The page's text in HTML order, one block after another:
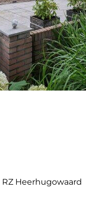
Heerhugowaard